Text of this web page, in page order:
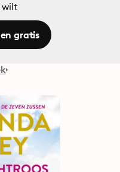
wilt
gratis